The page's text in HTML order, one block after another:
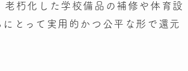
朽化した学校備品の補修や体育設
とって実用的かつ公平な形で還元